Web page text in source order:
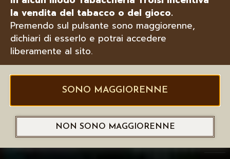
la vendita del tabacco o del gioco.
Premendo sul pulsante sono maggiorenne,
dichiari di esserlo e potrai accedere
liberamente al sito.
SONO MAGGIORENNE
NON SONO MAGGIORENNE